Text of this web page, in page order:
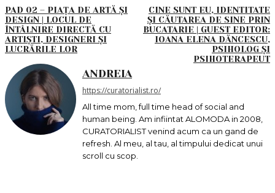
PAD 02 – PIAȚA DE ARTĂ ȘI
DESIGN | LOCUL DE
ÎNTÂLNIRE DIRECTĂ CU
ARTIȘTI, DESIGNERI ȘI
LUCRĂRILE LOR
CINE SUNT EU, IDENTITATE
ȘI CĂUTAREA DE SINE PRIN
BUCATARIE | GUEST EDITOR:
IOANA ELENA DĂNCESCU,
PSIHOLOG ȘI
PSIHOTERAPEUT
ANDREIA
https://curatorialist.ro/
All time mom, full time head of social and
human being. Am infiintat ALOMODA in 2008,
CURATORIALIST venind acum ca un gand de
refresh. Al meu, al tau, al timpului dedicat unui
scroll cu scop.